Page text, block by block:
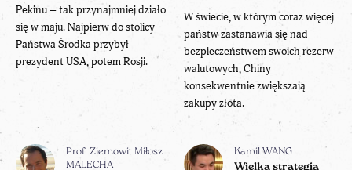
Pekinu – tak przynajmniej działo
się w maju. Najpierw do stolicy
Państwa Środka przybył
prezydent USA, potem Rosji.
W świecie, w którym coraz więcej
państw zastanawia się nad
bezpieczeństwem swoich rezerw
walutowych, Chiny
konsekwentnie zwiększają
zakupy złota.
Prof. Ziemowit Miłosz
MALECHA
Kamil WANG
Wielka strategia